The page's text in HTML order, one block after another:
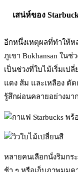
เสน่ห์ของ
อีกหนึ่งเหตุผลที่ทำให้ห
ภูเขา Bukhansan ใน
เป็นช่วงที่ใบไม้เริ่มเป
แดง ส้ม และเหลือง ตั
รู้สึกผ่อนคลายอย่างมาก
หลายคนเลือกนั่งริมก
ช้า ๆ หรือเก็บภาพมุม